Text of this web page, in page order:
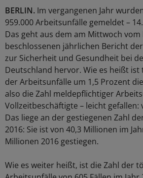
BERLIN. Im vergangenen Jahr
959.000 Arbeitsunfälle gemeldet –
Das geht aus dem am Mittwoch
beschlossenen jährlichen Bericht
zur Sicherheit und Gesundheit bei
Deutschland hervor. Wie es heißt
der Arbeitsunfälle um 1,5 Prozent
also die Zahl meldepflichtiger
Vollzeitbeschäftigte – leicht gefallen:
Das liege an der gestiegenen Zahl
2016: Sie ist von 40,3 Millionen im
Millionen 2016 gestiegen.
Wie es weiter heißt, ist die Zahl der